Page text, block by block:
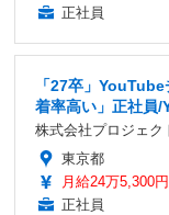
正社員
「27卒」
着率高い」正社員/
株式会社プロジェク
東京都
月給24万5,300
正社員